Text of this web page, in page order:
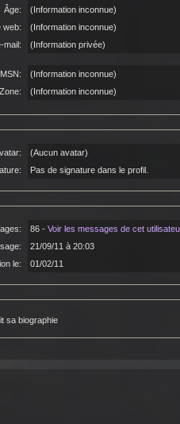
Âge:
(Information inconnue)
web:
(Information inconnue)
mail:
(Information privée)
MSN:
(Information inconnue)
(Information inconnue)
(Aucun avatar)
Pas de signature dans le profil.
86 - Voir les messages de cet
21/09/11 à 20:03
le:
01/02/11
sa biographie